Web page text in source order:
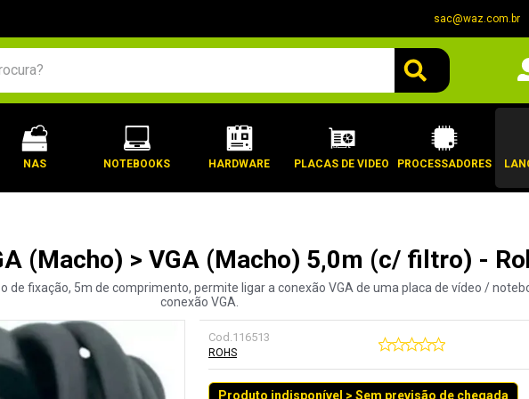
sac@waz.com.br
NAS NOTEBOOKS HARDWARE PLACAS DE VIDEO PROCESSADORES
(Macho) > VGA (Macho) 5,0m (c/ filtro) -
de fixação, 5m de comprimento, permite ligar a conexão VGA de uma placa de vídeo /
conexão VGA.
Cod.116513
ROHS
Produto indisponível > Sem previsão de chegada